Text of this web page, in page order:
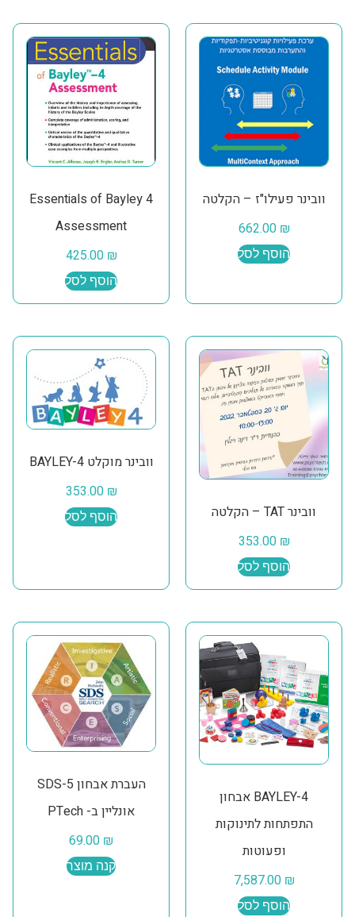
וובינר פעילו"ז – הקלטה
662.00 ₪
הוסף לסל
Essentials of Bayley 4
Assessment
425.00 ₪
הוסף לסל
וובינר TAT – הקלטה
353.00 ₪
הוסף לסל
וובינר מוקלט BAYLEY-4
353.00 ₪
הוסף לסל
BAYLEY-4 אבחון
התפתחות לתינוקות
ופעוטות
7,587.00 ₪
הוסף לסל
העברת אבחון SDS-5
אונליין ב- PTech
69.00 ₪
קנה מוצר